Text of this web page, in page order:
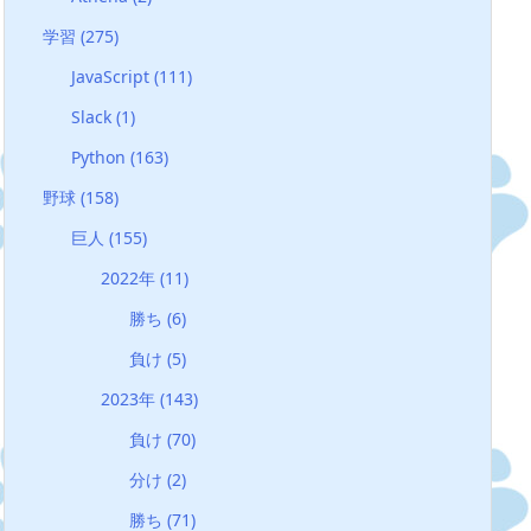
学習 (275)
JavaScript(111)
Slack(1)
Python(163)
野球 (158)
巨人(155)
2022年 (11)
勝ち(6)
負け(5)
2023年 (143)
負け(70)
分け(2)
勝ち(71)